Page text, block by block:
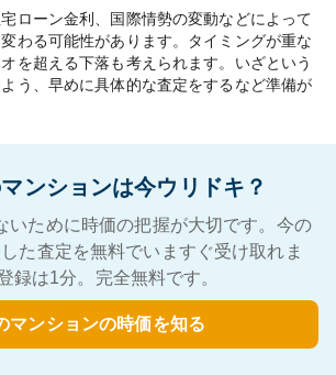
ローン金利、国際情勢の変動などによって
わる可能性があります。タイミングが重な
を超える下落も考えられます。いざという
う、早めに具体的な査定をするなど準備が
ンションは今ウリドキ？
いために時価の把握が大切です。今の
た査定を無料でいますぐ受け取れま
録は1分。完全無料です。
マンションの時価を知る